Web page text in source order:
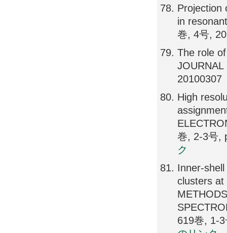
Projection
in
巻, 4号,
The role
20100307
High
巻, 2-3号,
ク
Inner-
clusters at
619巻, 1-